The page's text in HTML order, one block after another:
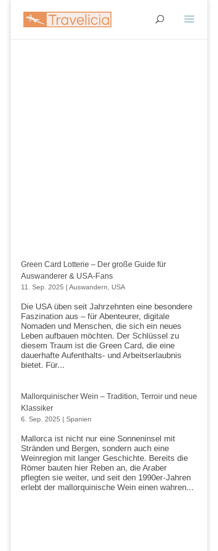
Green Card Lotterie – Der große Guide für
Auswanderer & USA-Fans
11. Sep. 2025 | Auswandern USA
Die USA üben seit Jahrzehnten eine besondere
Faszination aus – für Abenteurer, digitale
Nomaden und Menschen, die sich ein neues
Leben aufbauen möchten. Der Schlüssel zu
diesem Traum ist die Green Card, die eine
dauerhafte Aufenthalts- und Arbeitserlaubnis
bietet. Für...
Mallorquinischer Wein – Tradition, Terroir und neue
Klassiker
6. Sep. 2025 | Spanien
Mallorca ist nicht nur eine Sonneninsel mit
Stränden und Bergen, sondern auch eine
Weinregion mit langer Geschichte. Bereits die
Römer bauten hier Reben an, die Araber
pflegten sie weiter, und seit den 1990er-Jahren
erlebt der mallorquinische Wein einen wahren...